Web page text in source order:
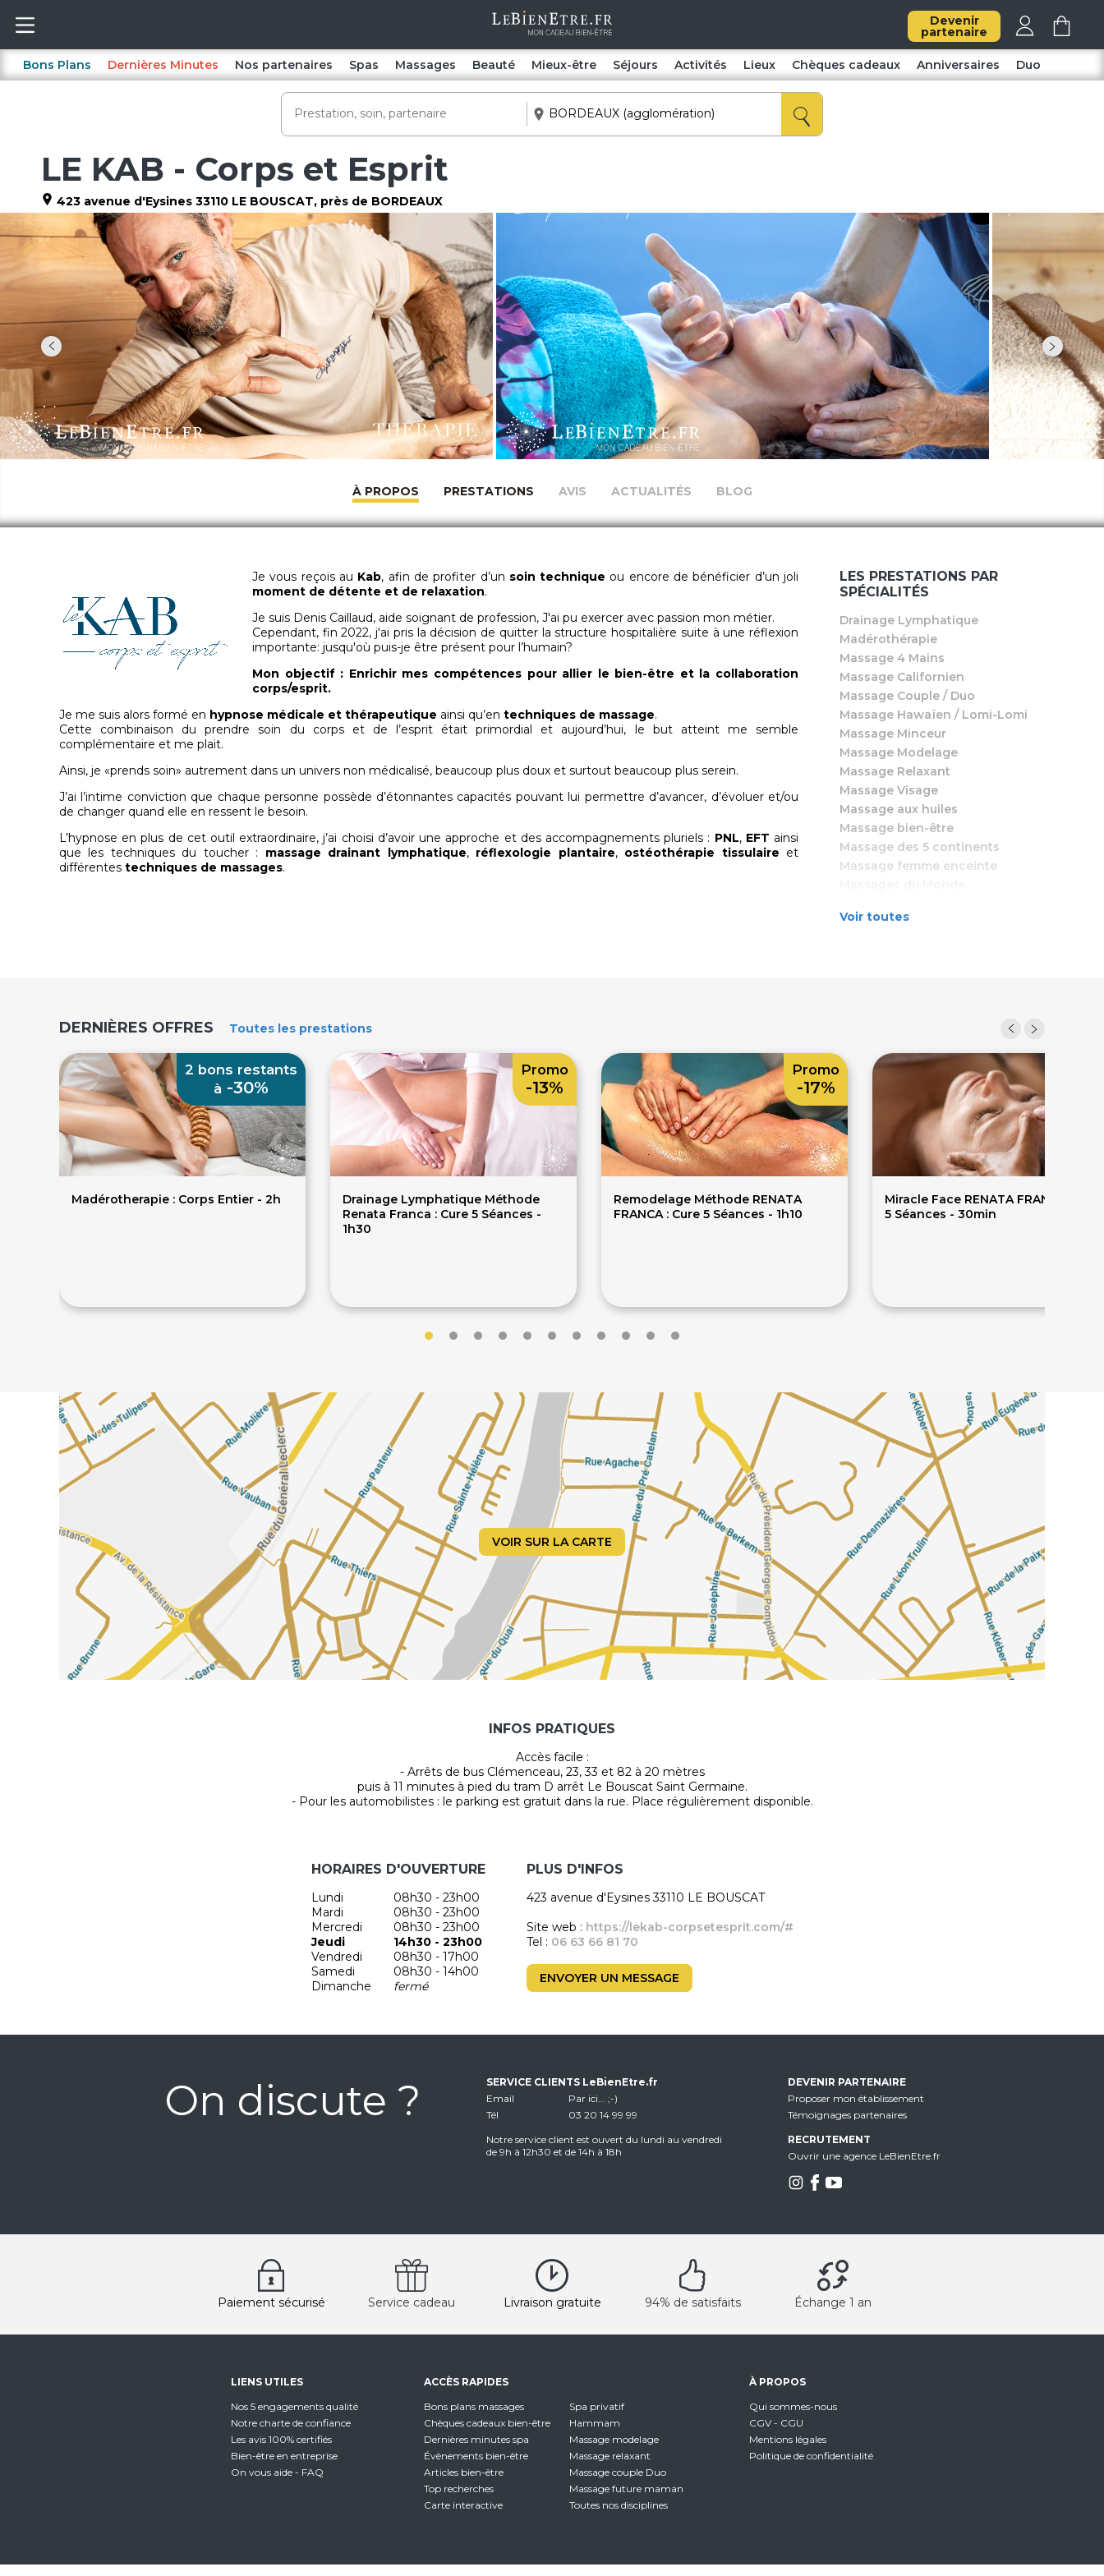
Devenir
partenaire
Bons Plans Dernières Minutes Nos partenaires Spas Massages Beauté Mieux-être Séjours Activités Lieux Chèques cadeaux Anniversaires Duo
LE KAB - Corps et Esprit
423 avenue d'Eysines 33110 LE BOUSCAT, près de BORDEAUX
À PROPOS PRESTATIONS AVIS ACTUALITÉS BLOG
Je vous reçois au Kab, afin de profiter d’un soin technique ou encore de bénéficier d’un joli
moment de détente et de relaxation.
Je suis Denis Caillaud, aide soignant de profession, J'ai pu exercer avec passion mon métier.
Cependant, fin 2022, j'ai pris la décision de quitter la structure hospitalière suite à une réflexion
importante: jusqu'où puis-je être présent pour l’humain?
Mon objectif : Enrichir mes compétences pour allier le bien-être et la collaboration
corps/esprit.
Je me suis alors formé en hypnose médicale et thérapeutique ainsi qu’en techniques de massage.
Cette combinaison du prendre soin du corps et de l’esprit était primordial et aujourd’hui, le but atteint me semble
complémentaire et me plait.
Ainsi, je «prends soin» autrement dans un univers non médicalisé, beaucoup plus doux et surtout beaucoup plus serein.
J’ai l’intime conviction que chaque personne possède d’étonnantes capacités pouvant lui permettre d’avancer, d’évoluer et/ou
de changer quand elle en ressent le besoin.
L’hypnose en plus de cet outil extraordinaire, j’ai choisi d’avoir une approche et des accompagnements pluriels : PNL, EFT ainsi
que les techniques du toucher : massage drainant lymphatique, réflexologie plantaire, ostéothérapie tissulaire et
différentes techniques de massages.
LES PRESTATIONS PAR
SPÉCIALITÉS
Drainage Lymphatique
Madérothérapie
Massage 4 Mains
Massage Californien
Massage Couple / Duo
Massage Hawaïen / Lomi-Lomi
Massage Minceur
Massage Modelage
Massage Relaxant
Massage Visage
Massage aux huiles
Massage bien-être
Massage des 5 continents
Massage femme enceinte
Sauna Infrarouge
Voir toutes
DERNIÈRES OFFRES Toutes les prestations
Madérotherapie : Corps Entier - 2h
2 bons restants
à -30%
Drainage Lymphatique Méthode
Renata Franca : Cure 5 Séances -
1h30
Promo
-13%
Remodelage Méthode RENATA
FRANCA : Cure 5 Séances - 1h10
Promo
-17%
Miracle Face RENATA FRANCA : Cure
5 Séances - 30min
VOIR SUR LA CARTE
INFOS PRATIQUES
Accès facile :
- Arrêts de bus Clémenceau, 23, 33 et 82 à 20 mètres
puis à 11 minutes à pied du tram D arrêt Le Bouscat Saint Germaine.
- Pour les automobilistes : le parking est gratuit dans la rue. Place régulièrement disponible.
HORAIRES D'OUVERTURE
Lundi
08h30 - 23h00
Mardi
08h30 - 23h00
Mercredi
08h30 - 23h00
Jeudi
14h30 - 23h00
Vendredi
08h30 - 17h00
Samedi
08h30 - 14h00
Dimanche
fermé
PLUS D'INFOS
423 avenue d'Eysines 33110 LE BOUSCAT
Site web : https://lekab-corpsetesprit.com/#
Tel : 06 63 66 81 70
ENVOYER UN MESSAGE
On discute ?
SERVICE CLIENTS LeBienEtre.fr
Email
Par ici... ;-)
Tél
03 20 14 99 99
Notre service client est ouvert du lundi au vendredi
de 9h à 12h30 et de 14h à 18h
DEVENIR PARTENAIRE
Proposer mon établissement
Témoignages partenaires
RECRUTEMENT
Ouvrir une agence LeBienEtre.fr
Paiement sécurisé Service cadeau Livraison gratuite 94% de satisfaits Échange 1 an
LIENS UTILES
Nos 5 engagements qualité
Notre charte de confiance
Les avis 100% certifiés
Bien-être en entreprise
On vous aide - FAQ
ACCÈS RAPIDES
Bons plans massages
Chèques cadeaux bien-être
Dernières minutes spa
Évènements bien-être
Articles bien-être
Top recherches
Carte interactive
Spa privatif
Hammam
Massage modelage
Massage relaxant
Massage couple Duo
Massage future maman
Toutes nos disciplines
À PROPOS
Qui sommes-nous
CGV - CGU
Mentions légales
Politique de confidentialité